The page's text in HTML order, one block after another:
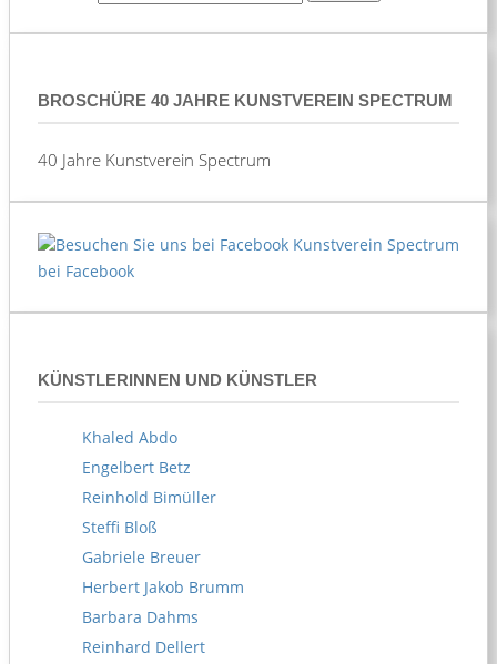
BROSCHÜRE 40 JAHRE KUNSTVEREIN SPECTRUM
40 Jahre Kunstverein Spectrum
Kunstverein Spectrum
bei Facebook
KÜNSTLERINNEN UND KÜNSTLER
Khaled Abdo
Engelbert Betz
Reinhold Bimüller
Steffi Bloß
Gabriele Breuer
Herbert Jakob Brumm
Barbara Dahms
Reinhard Dellert